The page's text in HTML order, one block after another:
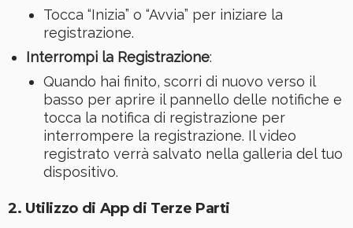
Tocca “Inizia” o “Avvia” per iniziare la
registrazione.
Interrompi la Registrazione:
Quando hai finito, scorri di nuovo verso il
basso per aprire il pannello delle notifiche e
tocca la notifica di registrazione per
interrompere la registrazione. Il video
registrato verrà salvato nella galleria del tuo
dispositivo.
2. Utilizzo di App di Terze Parti